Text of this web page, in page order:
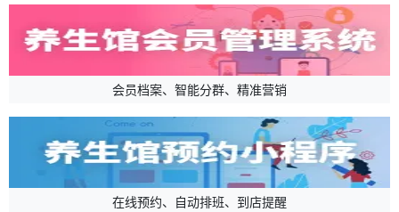
会员档案、智能分群、精准营销
在线预约、自动排班、到店提醒